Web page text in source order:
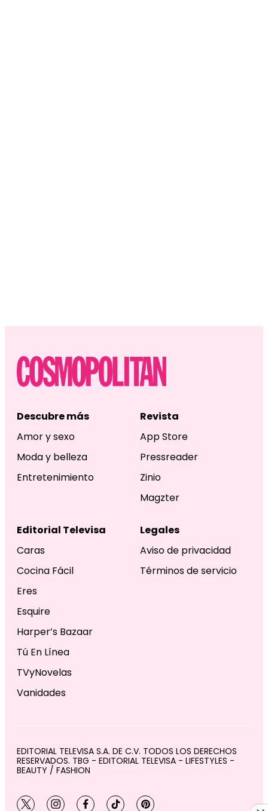
Descubre más
Amor y sexo
Moda y belleza
Entretenimiento
Revista
App Store
Pressreader
Zinio
Magzter
Editorial Televisa
Caras
Cocina Fácil
Eres
Esquire
Harper’s Bazaar
Tú En Línea
TVyNovelas
Vanidades
Legales
Aviso de privacidad
Términos de servicio
EDITORIAL TELEVISA S.A. DE C.V. TODOS LOS DERECHOS
RESERVADOS. TBG - EDITORIAL TELEVISA - LIFESTYLES -
BEAUTY / FASHION